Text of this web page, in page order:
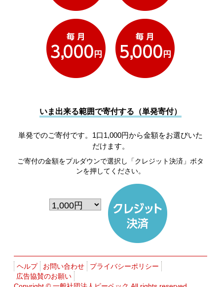
いま出来る範囲で寄付する（単発寄付）
単発でのご寄付です。1口1,000円から金額をお選びいた
だけます。
ご寄付の金額をプルダウンで選択し「クレジット決済」ボタ
ンを押してください。
ヘルプ お問い合わせ
プライバシーポリシー
広告協賛のお願い